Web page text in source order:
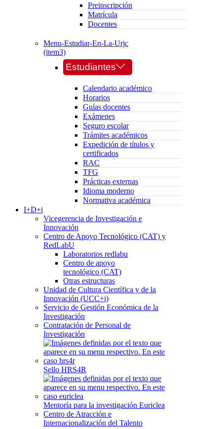
Preinscripción
Matrícula
Docentes
Menu-Estudiar-En-La-Urjc
(item3)
Estudiantes
Calendario académico
Horarios
Guías docentes
Exámenes
Seguro escolar
Trámites académicos
Expedición de títulos y
certificados
RAC
TFG
Prácticas externas
Idioma moderno
Normativa académica
I+D+i
Vicegerencia de Investigación e
Innovación
Centro de Apoyo Tecnológico (CAT) y
RedLabU
Laboratorios redlabu
Centro de apoyo
tecnológico (CAT)
Otras estructuras
Unidad de Cultura Científica y de la
Innovación (UCC+i)
Servicio de Gestión Económica de la
Investigación
Contratación de Personal de
Investigación
Sello HRS4R
Mentoría para la investigación Euriclea
Centro de Atracción e
Internacionalización del Talento